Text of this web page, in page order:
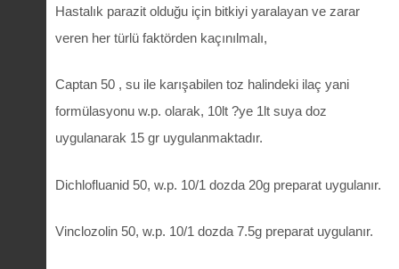
Hastalık parazit olduğu için bitkiyi yaralayan ve zarar
veren her türlü faktörden kaçınılmalı,
Captan 50 , su ile karışabilen toz halindeki ilaç yani
formülasyonu w.p. olarak, 10lt ?ye 1lt suya doz
uygulanarak 15 gr uygulanmaktadır.
Dichlofluanid 50, w.p. 10/1 dozda 20g preparat uygulanır.
Vinclozolin 50, w.p. 10/1 dozda 7.5g preparat uygulanır.